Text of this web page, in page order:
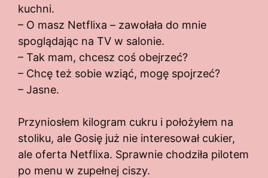
kuchni.
– O masz Netflixa – zawołała do mnie
spoglądając na TV w salonie.
– Tak mam, chcesz coś obejrzeć?
– Chcę też sobie wziąć, mogę spojrzeć?
– Jasne.
Przyniosłem kilogram cukru i położyłem na
stoliku, ale Gosię już nie interesował cukier,
ale oferta Netflixa. Sprawnie chodziła pilotem
po menu w zupełnej ciszy.